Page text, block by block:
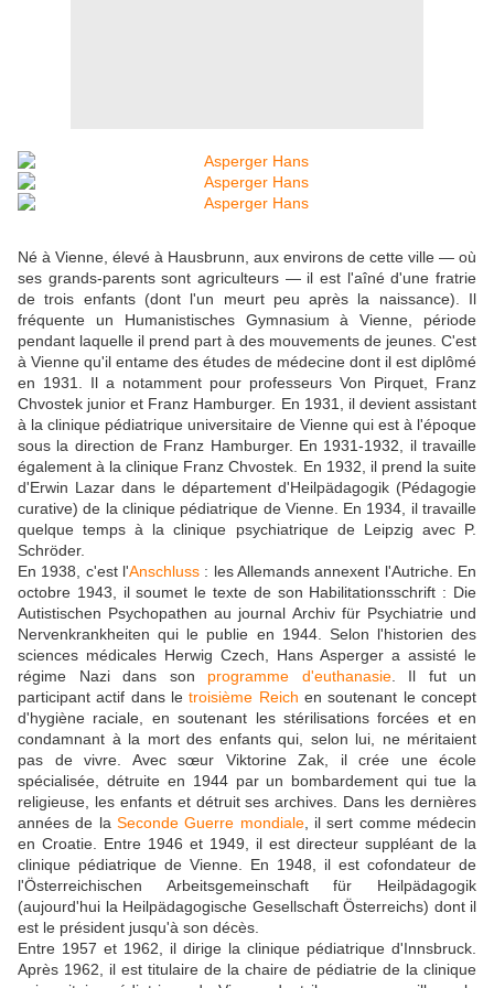
Né à Vienne, élevé à Hausbrunn, aux environs de cette ville — où
ses grands-parents sont agriculteurs — il est l'aîné d'une fratrie
de trois enfants (dont l'un meurt peu après la naissance). Il
fréquente un Humanistisches Gymnasium à Vienne, période
pendant laquelle il prend part à des mouvements de jeunes. C'est
à Vienne qu'il entame des études de médecine dont il est diplômé
en 1931. Il a notamment pour professeurs Von Pirquet, Franz
Chvostek junior et Franz Hamburger. En 1931, il devient assistant
à la clinique pédiatrique universitaire de Vienne qui est à l'époque
sous la direction de Franz Hamburger. En 1931-1932, il travaille
également à la clinique Franz Chvostek. En 1932, il prend la suite
d'Erwin Lazar dans le département d'Heilpädagogik (Pédagogie
curative) de la clinique pédiatrique de Vienne. En 1934, il travaille
quelque temps à la clinique psychiatrique de Leipzig avec P.
Schröder.
En 1938, c'est l'Anschluss : les Allemands annexent l'Autriche. En
octobre 1943, il soumet le texte de son Habilitationsschrift : Die
Autistischen Psychopathen au journal Archiv für Psychiatrie und
Nervenkrankheiten qui le publie en 1944. Selon l'historien des
sciences médicales Herwig Czech, Hans Asperger a assisté le
régime Nazi dans son programme d'euthanasie. Il fut un
participant actif dans letroisième Reich en soutenant le concept
d'hygiène raciale, en soutenant les stérilisations forcées et en
condamnant à la mort des enfants qui, selon lui, ne méritaient
pas de vivre. Avec sœur Viktorine Zak, il crée une école
spécialisée, détruite en 1944 par un bombardement qui tue la
religieuse, les enfants et détruit ses archives. Dans les dernières
années de la Seconde Guerre mondiale, il sert comme médecin
en Croatie. Entre 1946 et 1949, il est directeur suppléant de la
clinique pédiatrique de Vienne. En 1948, il est cofondateur de
l'Österreichischen Arbeitsgemeinschaft für Heilpädagogik
(aujourd'hui la Heilpädagogische Gesellschaft Österreichs) dont il
est le président jusqu'à son décès.
Entre 1957 et 1962, il dirige la clinique pédiatrique d'Innsbruck.
Après 1962, il est titulaire de la chaire de pédiatrie de la clinique